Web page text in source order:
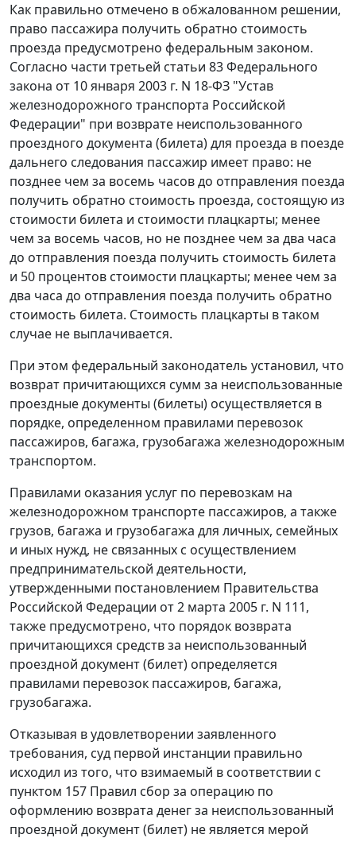
Как правильно отмечено в обжалованном решении,
право пассажира получить обратно стоимость
проезда предусмотрено федеральным законом.
Согласно части третьей статьи 83Федерального
закона от 10 января 2003 г. N 18-ФЗ "Устав
железнодорожного транспорта Российской
Федерации" при возврате неиспользованного
проездного документа (билета) для проезда в поезде
дальнего следования пассажир имеет право: не
позднее чем за восемь часов до отправления поезда
получить обратно стоимость проезда, состоящую из
стоимости билета и стоимости плацкарты; менее
чем за восемь часов, но не позднее чем за два часа
до отправления поезда получить стоимость билета
и 50 процентов стоимости плацкарты; менее чем за
два часа до отправления поезда получить обратно
стоимость билета. Стоимость плацкарты в таком
случае не выплачивается.
При этом федеральный законодатель установил, что
возврат причитающихся сумм за неиспользованные
проездные документы (билеты) осуществляется в
порядке, определенном правилами перевозок
пассажиров, багажа, грузобагажа железнодорожным
транспортом.
Правилами оказания услуг по перевозкам на
железнодорожном транспорте пассажиров, а также
грузов, багажа и грузобагажа для личных, семейных
и иных нужд, не связанных с осуществлением
предпринимательской деятельности,
утвержденными постановлением Правительства
Российской Федерации от 2 марта 2005 г. N 111,
также предусмотрено, что порядок возврата
причитающихся средств за неиспользованный
проездной документ (билет) определяется
правилами перевозок пассажиров, багажа,
грузобагажа.
Отказывая в удовлетворении заявленного
требования, суд первой инстанции правильно
исходил из того, что взимаемый в соответствии с
пунктом 157 Правил сбор за операцию по
оформлению возврата денег за неиспользованный
проездной документ (билет) не является мерой